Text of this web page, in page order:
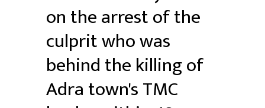
on the arrest of the
culprit who was
behind the killing of
Adra town's TMC